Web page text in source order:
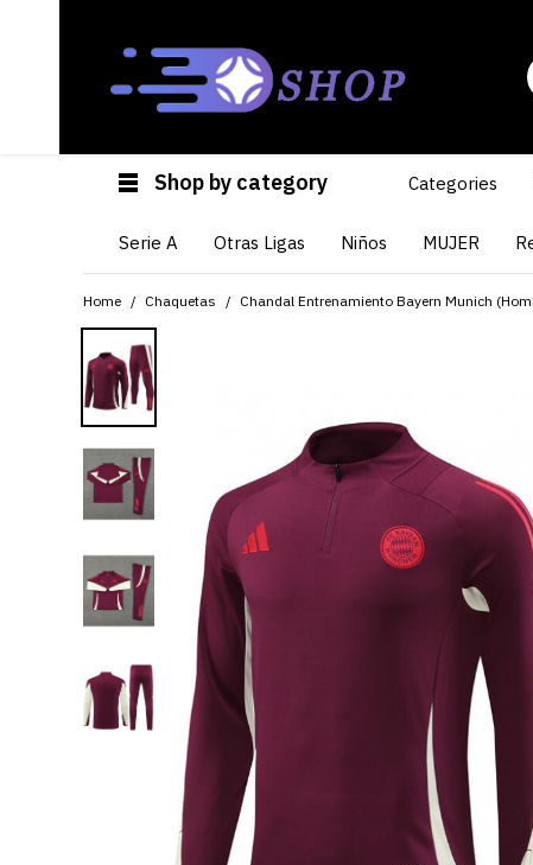
Shop by category Categories
Serie A Otras Ligas Niños MUJER
Home Chaquetas Chandal Entrenamiento Bayern Munich